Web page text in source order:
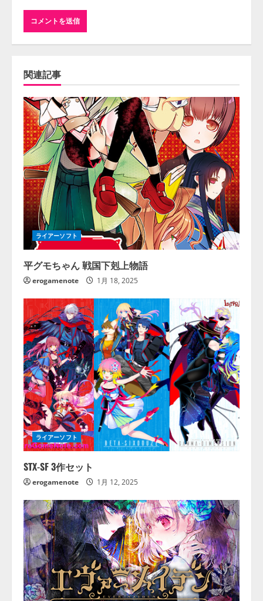
関連記事
ライアーソフト
平グモちゃん 戦国下剋上物語
erogamenote 1月 18, 2025
ライアーソフト
STX-SF 3作セット
erogamenote 1月 12, 2025